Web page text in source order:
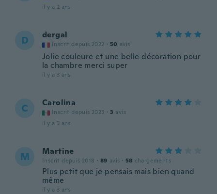
il y a 2 ans
D dergal
Inscrit depuis 2022 · 50 avis
Jolie couleure et une belle décoration pour
la chambre merci super
il y a 3 ans
C Carolina
Inscrit depuis 2023 · 3 avis
il y a 3 ans
M Martine
Inscrit depuis 2018 · 89 avis · 58 chargements
Plus petit que je pensais mais bien quand
même
il y a 3 ans